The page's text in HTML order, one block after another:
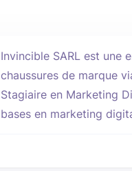
Invincible SARL est une
chaussures de marque
Stagiaire en Marketing
bases en marketing